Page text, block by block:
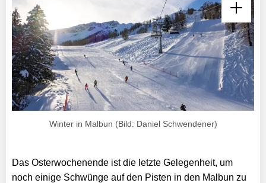
Winter in Malbun (Bild: Daniel Schwendener)
Das Osterwochenende ist die letzte Gelegenheit, um
noch einige Schwünge auf den Pisten in den Malbun zu